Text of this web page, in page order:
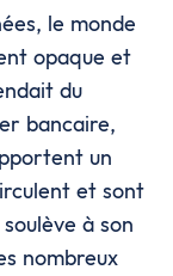
le monde
opaque et
du
bancaire,
un
et sont
à son
nombreux